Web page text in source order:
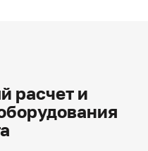
расчет и